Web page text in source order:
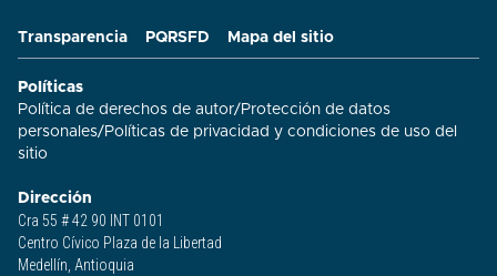
Transparencia PQRSFD Mapa del sitio
Políticas
Política de derechos de autor/ Protección de datos
personales/ Políticas de privacidad y condiciones de uso del
sitio​
Dirección
Cra 55 # 42 90 INT 0101
Centro Cívico Plaza de la Libertad
Medellín, Antioquia